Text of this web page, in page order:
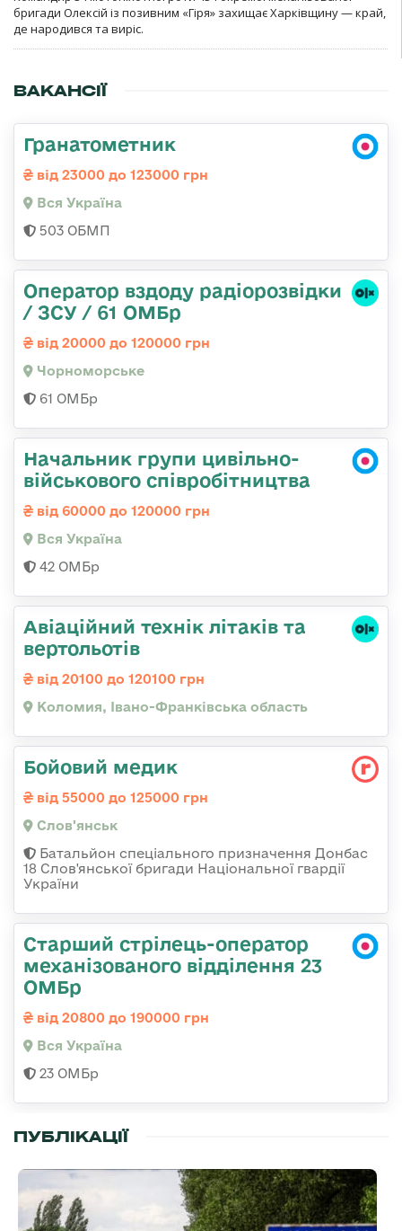
бригади Олексій із позивним «Гіря» захищає Харківщину — край,
де народився та виріс.
ВАКАНСІЇ
Гранатометник
від 23000 до 123000 грн
Вся Україна
503 ОБМП
Оператор вздоду радіорозвідки
/ ЗСУ / 61 ОМБр
від 20000 до 120000 грн
Чорноморське
61 ОМБр
Начальник групи цивільно-
військового співробітництва
від 60000 до 120000 грн
Вся Україна
42 ОМБр
Авіаційний технік літаків та
вертольотів
від 20100 до 120100 грн
Коломия, Івано-Франківська область
Бойовий медик
від 55000 до 125000 грн
Слов'янськ
Батальйон спеціального призначення Донбас
18 Слов'янської бригади Національної гвардії
України
Старший стрілець-оператор
механізованого відділення 23
ОМБр
від 20800 до 190000 грн
Вся Україна
23 ОМБр
ПУБЛІКАЦІЇ